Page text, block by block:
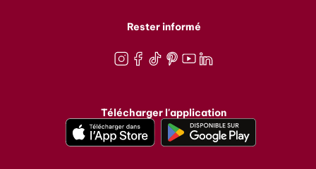
Rester informé
Télécharger l'application